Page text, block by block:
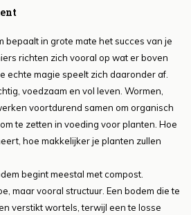
bepaalt in grote mate het succes van je
richten zich vooral op wat er boven
echte magie speelt zich daaronder af.
voedzaam en vol leven. Wormen,
voortdurend samen om organisch
te zetten in voeding voor planten. Hoe
hoe makkelijker je planten zullen
begint meestal met compost.
maar vooral structuur. Een bodem die te
verstikt wortels, terwijl een te losse